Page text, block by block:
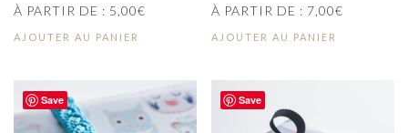
À PARTIR DE : 5,00€
AJOUTER AU PANIER
À PARTIR DE : 7,00€
AJOUTER AU PANIER
Save Save